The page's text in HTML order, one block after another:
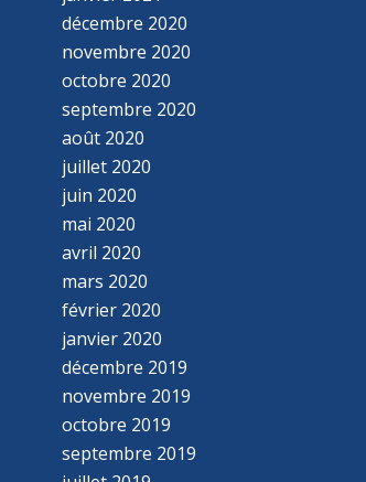
décembre 2020
novembre 2020
octobre 2020
septembre 2020
août 2020
juillet 2020
juin 2020
mai 2020
avril 2020
mars 2020
février 2020
janvier 2020
décembre 2019
novembre 2019
octobre 2019
septembre 2019